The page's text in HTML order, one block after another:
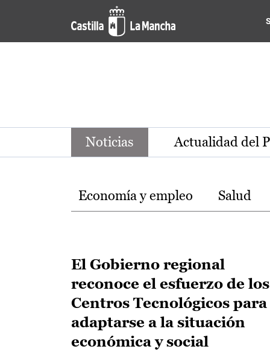
Pasar al contenido principal
Noticias de la región de
Noticias Actualidad del
Temas
Economía y empleo Salud
El Gobierno regional
reconoce el esfuerzo de los
Centros Tecnológicos para
adaptarse a la situación
económica y social